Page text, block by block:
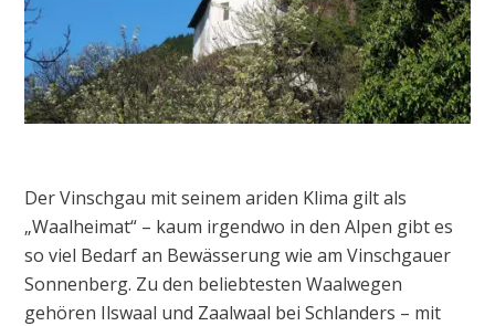
Der Vinschgau mit seinem ariden Klima gilt als
„Waalheimat“ – kaum irgendwo in den Alpen gibt es
so viel Bedarf an Bewässerung wie am Vinschgauer
Sonnenberg. Zu den beliebtesten Waalwegen
gehören Ilswaal und Zaalwaal bei Schlanders – mit